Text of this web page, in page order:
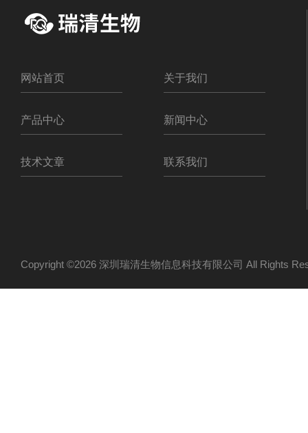
网站首页 关于我们
产品中心 新闻中心
技术文章 联系我们
Copyright ©2026 深圳瑞清生物信息科技有限公司 All Rights